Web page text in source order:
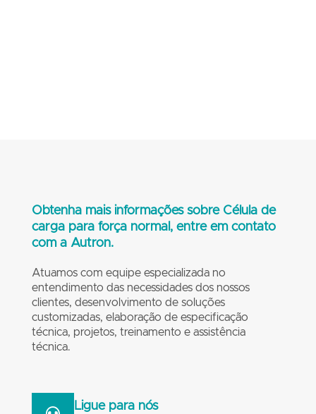
Obtenha mais informações sobre Célula de
carga para força normal, entre em contato
com a Autron.
Atuamos com equipe especializada no
entendimento das necessidades dos nossos
clientes, desenvolvimento de soluções
customizadas, elaboração de especificação
técnica, projetos, treinamento e assistência
técnica.
Ligue para nós